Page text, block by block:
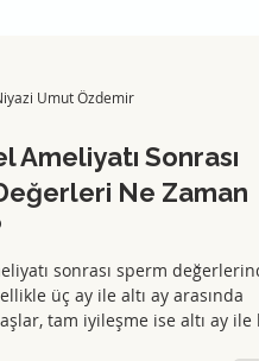
Umut Özdemir
Ameliyatı Sonrası
Ne Zaman
sonrası sperm